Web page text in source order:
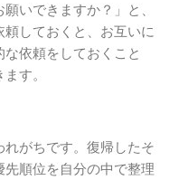
いできますか？」と、
しておくと、お互いに
依頼をしておくこと
す。
がちです。復帰したそ
順位を自分の中で整理